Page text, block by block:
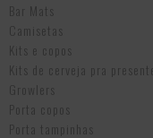
Bar Mats
Camisetas
Kits e copos
Kits de cerveja pra presente
Growlers
Porta copos
Porta tampinhas